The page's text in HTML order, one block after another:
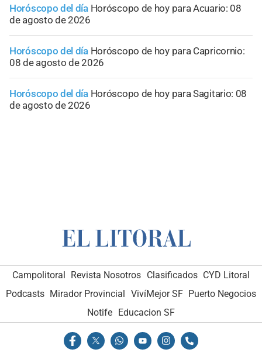
Horóscopo del día Horóscopo de hoy para Acuario: 08
de agosto de 2026
Horóscopo del día Horóscopo de hoy para Capricornio:
08 de agosto de 2026
Horóscopo del día Horóscopo de hoy para Sagitario: 08
de agosto de 2026
Campolitoral Revista Nosotros Clasificados CYD Litoral
Podcasts Mirador Provincial VivíMejor SF Puerto Negocios
Notife Educacion SF